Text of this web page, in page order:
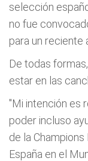
selección
no fue
para un reciente
De todas
estar en las
"Mi intención es
poder incluso
de la
España en el